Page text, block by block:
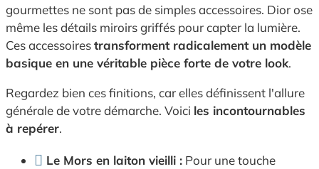
gourmettes ne sont pas de simples accessoires. Dior ose
même les détails miroirs griffés pour capter la lumière.
Ces accessoirestransforment radicalement un modèle
basique en une véritable pièce forte de votre look.
Regardez bien ces finitions, car elles définissent l'allure
générale de votre démarche. Voici les incontournables
à repérer.
Le Mors en laiton vieilli : Pour une touche